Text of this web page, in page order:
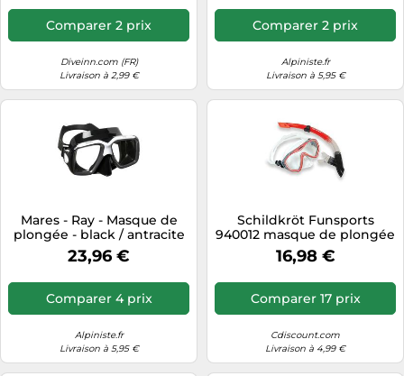
Comparer 2 prix
Diveinn.com (FR)
Livraison à 2,99 €
Emballé dans Un Sac
Pratique, 940005
Comparer 2 prix
Alpiniste.fr
Livraison à 5,95 €
Mares - Ray - Masque de
plongée - black / antracite
23,96 €
Comparer 4 prix
Alpiniste.fr
Livraison à 5,95 €
Schildkröt Funsports
940012 masque de plongée
Noir, Rouge, Transparent
Adulte
16,98 €
Comparer 17 prix
Cdiscount.com
Livraison à 4,99 €